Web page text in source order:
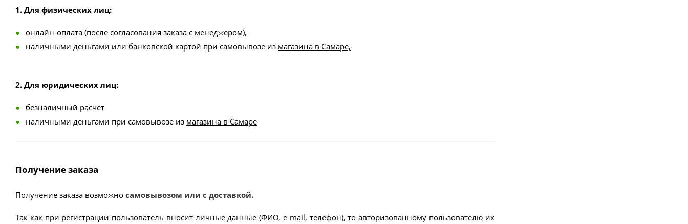
1. Для физических лиц:
онлайн-оплата (после согласования заказа с менеджером),
наличными деньгами или банковской картой при самовывозе из магазина в Самаре,
2. Для юридических лиц:
безналичный расчет
наличными деньгами при самовывозе из магазина в Самаре
Получение заказа
Получение заказа возможно самовывозом или с доставкой.
Так как при регистрации пользователь вносит личные данные (ФИО, e-mail, телефон), то авторизованному пользователю их